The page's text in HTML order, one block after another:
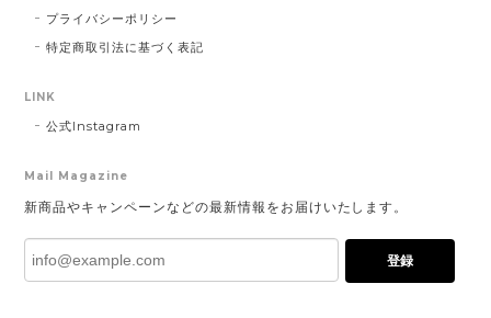
プライバシーポリシー
特定商取引法に基づく表記
LINK
公式Instagram
Mail Magazine
新商品やキャンペーンなどの最新情報をお届けいたします。
登録